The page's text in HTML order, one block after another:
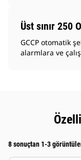
Üst sınır 250
GCCP otomatik
alarmlara ve
8 sonuçtan 1-3